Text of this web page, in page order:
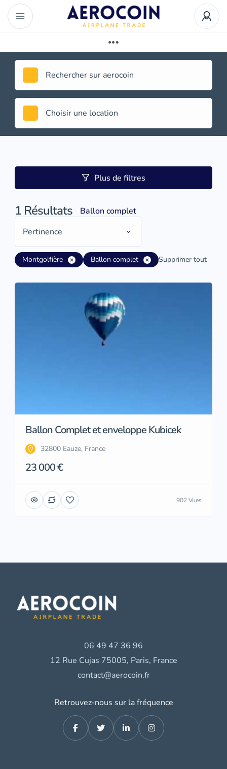
Plus de filtres
1 Résultats
Ballon complet
Pertinence
Montgolfière Ballon complet Supprimer tout
Ballon Complet et enveloppe Kubicek
32800 Eauze, France
23 000 €
902 Vues
06 49 47 36 96
12 Rue Cujas 75005, Paris, France
contact@aerocoin.fr
Retrouvez-nous sur la fréquence